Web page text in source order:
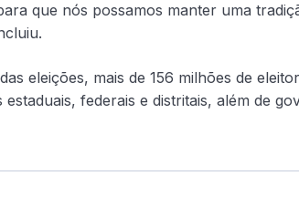
que nós possamos manter uma
eleições, mais de 156 milhões de
federais e distritais, além de